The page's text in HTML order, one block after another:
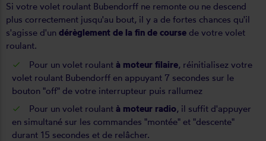
Si votre volet roulant Bubendorff ne remonte ou ne descend
plus correctement jusqu'au bout, il y a de fortes chances qu'il
s'agisse d'un dérèglement de la fin de course de votre volet
roulant.
Pour un volet roulant à moteur filaire, réinitialisez votre
volet roulant Bubendorff en appuyant 7 secondes sur le
bouton "off" de votre interrupteur puis rallumez
Pour un volet roulant à moteur radio, il suffit d'appuyer
en simultané sur les commandes "montée" et "descente"
durant 15 secondes et de relâcher.